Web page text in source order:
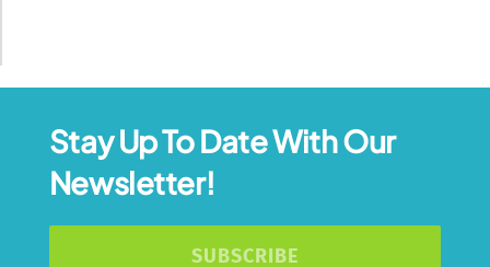
Stay Up To Date With Our
Newsletter!
SUBSCRIBE